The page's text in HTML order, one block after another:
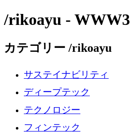
/rikoayu - WWW3
カテゴリー /rikoayu
サステイナビリティ
ディープテック
テクノロジー
フィンテック